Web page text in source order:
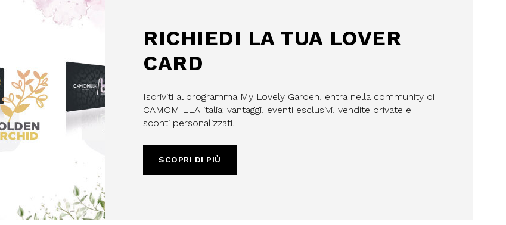
RICHIEDI LA TUA LOVER
CARD
Iscriviti al programma My Lovely Garden, entra nella community di
CAMOMILLA italia: vantaggi, eventi esclusivi, vendite private e
sconti personalizzati.
SCOPRI DI PIÙ